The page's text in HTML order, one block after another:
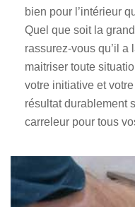
bien pour l’intérieur
Quel que soit la
rassurez-vous qu’il
maitriser toute
votre initiative et
résultat durablement
carreleur pour tous